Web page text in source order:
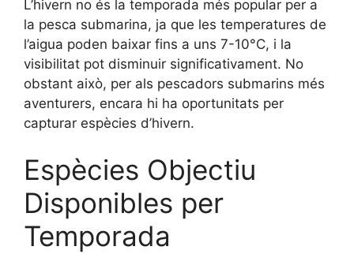
L’hivern no és la temporada més popular per a
la pesca submarina, ja que les temperatures de
l’aigua poden baixar fins a uns 7-10°C, i la
visibilitat pot disminuir significativament. No
obstant això, per als pescadors submarins més
aventurers, encara hi ha oportunitats per
capturar espècies d’hivern.
Espècies Objectiu
Disponibles per
Temporada